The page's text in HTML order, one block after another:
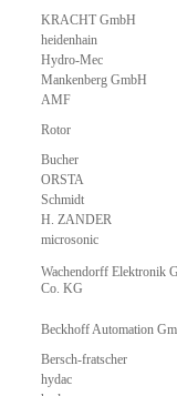
KRACHT GmbH
heidenhain
Hydro-Mec
Mankenberg GmbH
AMF
Rotor
Bucher
ORSTA
Schmidt
H. ZANDER
microsonic
Wachendorff Elektronik
Co. KG
Beckhoff Automation
Bersch-fratscher
hydac